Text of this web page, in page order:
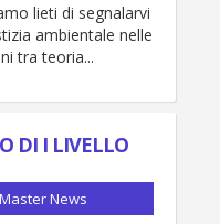
lieti di segnalarvi
ambientale nelle
tra teoria...
DI I LIVELLO
MasterNews